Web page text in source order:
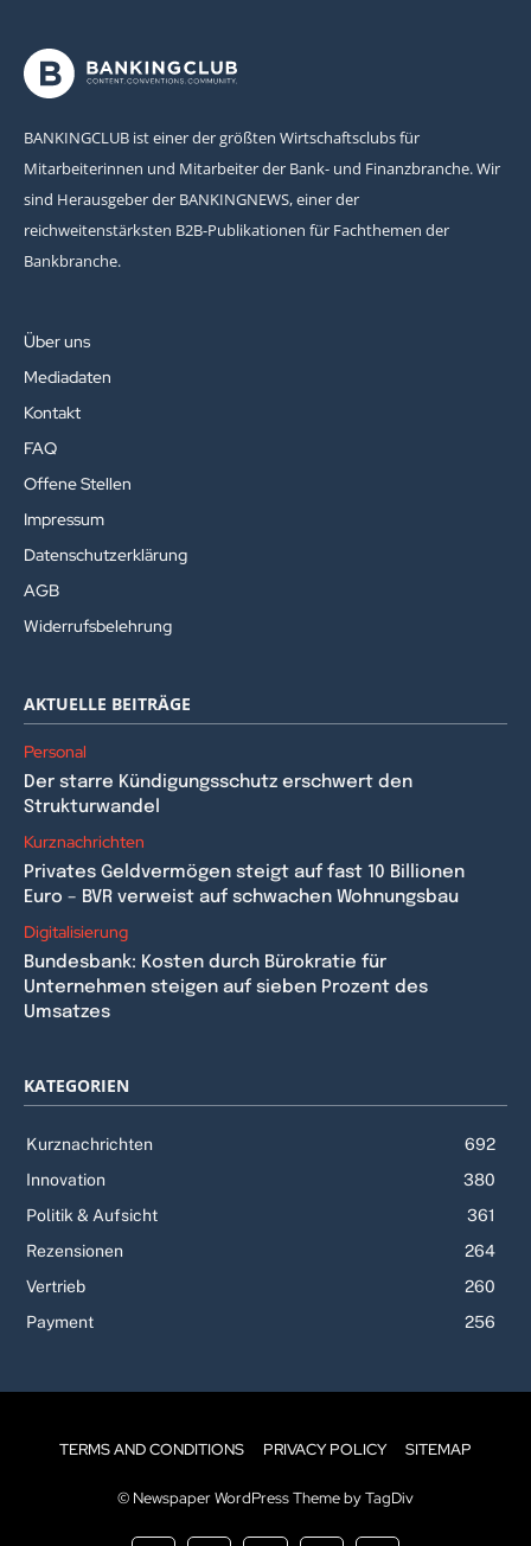
BANKINGCLUB ist einer der größten Wirtschaftsclubs für
Mitarbeiterinnen und Mitarbeiter der Bank- und Finanzbranche. Wir
sind Herausgeber der BANKINGNEWS, einer der
reichweitenstärksten B2B-Publikationen für Fachthemen der
Bankbranche.
Über uns
Mediadaten
Kontakt
FAQ
Offene Stellen
Impressum
Datenschutzerklärung
AGB
Widerrufsbelehrung
AKTUELLE BEITRÄGE
Personal
Der starre Kündigungsschutz erschwert den
Strukturwandel
Kurznachrichten
Privates Geldvermögen steigt auf fast 10 Billionen
Euro – BVR verweist auf schwachen Wohnungsbau
Digitalisierung
Bundesbank: Kosten durch Bürokratie für
Unternehmen steigen auf sieben Prozent des
Umsatzes
KATEGORIEN
Kurznachrichten
692
Innovation
380
Politik & Aufsicht
361
Rezensionen
264
Vertrieb
260
Payment
256
TERMS AND CONDITIONS PRIVACY POLICY SITEMAP
© Newspaper WordPress Theme by TagDiv